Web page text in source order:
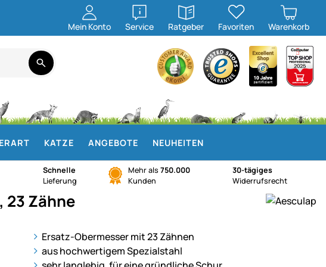
Mein Konto Service
öffnen
Ratgeber
öffnen
Favoriten Warenkorb
KATZE ANGEBOTE NEUHEITEN
Schnelle
Lieferung
Mehr als 750.000
Kunden
30-tägiges
Widerrufsrecht
23 Zähne
Ersatz-Obermesser mit 23 Zähnen
aus hochwertigem Spezialstahl